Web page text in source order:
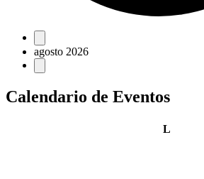
Eventos
agosto 2026
Calendario de Eventos
Llunes